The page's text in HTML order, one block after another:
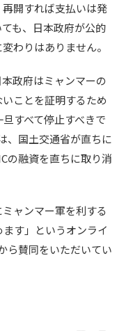
開すれば支払いは発
も、日本政府が公的
わりはありません。
政府はミャンマーの
ことを証明するため
すべて停止すべきで
、国土交通省が直ちに
の融資を直ちに取り消
ャンマー軍を利する
す」というオンライ
ら賛同をいただいてい